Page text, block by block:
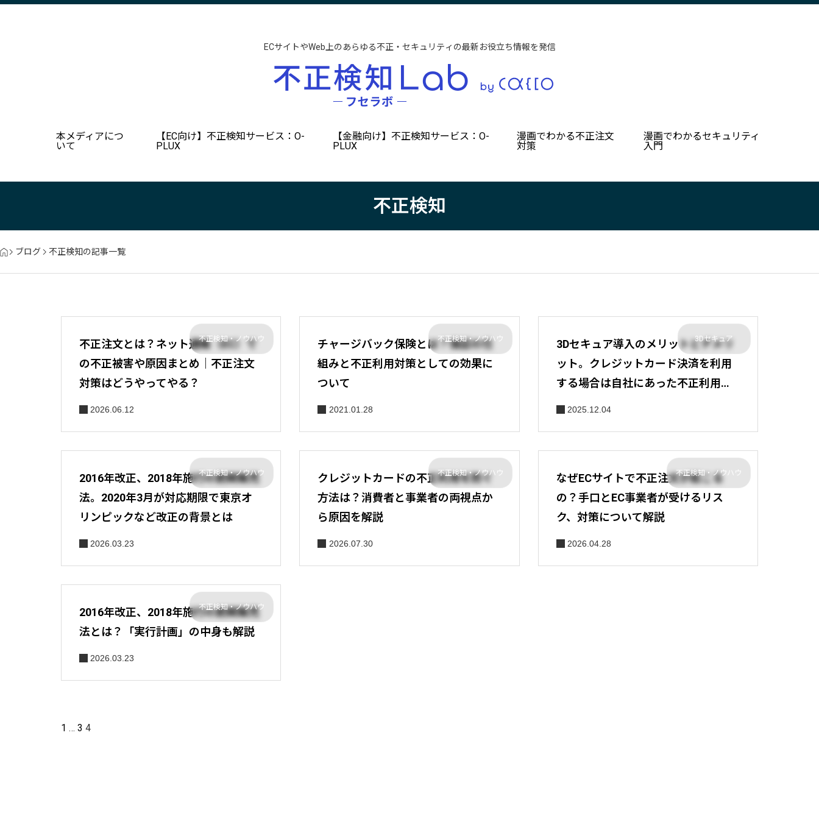
ECサイトやWeb上のあらゆる不正・セキュリティの最新お役立ち情報を発信
本メディアにつ
いて
【EC向け】不正検知サービス：O-
PLUX
【金融向け】不正検知サービス：O-
PLUX
漫画でわかる不正注文
対策
漫画でわかるセキュリティ
入門
不正検知
ブログ 不正検知の記事一覧
不正検知・ノウハウ
不正注文とは？ネット通販（EC）で
の不正被害や原因まとめ｜不正注文
対策はどうやってやる？
2026.06.12
不正検知・ノウハウ
チャージバック保険とは？保証の仕
組みと不正利用対策としての効果に
ついて
2021.01.28
3Dセキュア
3Dセキュア導入のメリットとデメリ
ット。クレジットカード決済を利用
する場合は自社にあった不正利用対
策を
2025.12.04
不正検知・ノウハウ
2016年改正、2018年施行の割賦販売
法。2020年3月が対応期限で東京オ
リンピックなど改正の背景とは
2026.03.23
不正検知・ノウハウ
クレジットカードの不正利用を防ぐ
方法は？消費者と事業者の両視点か
ら原因を解説
2026.07.30
不正検知・ノウハウ
なぜECサイトで不正注文が起こる
の？手口とEC事業者が受けるリス
ク、対策について解説
2026.04.28
不正検知・ノウハウ
2016年改正、2018年施行の割賦販売
法とは？「実行計画」の中身も解説
2026.03.23
1 … 3 4